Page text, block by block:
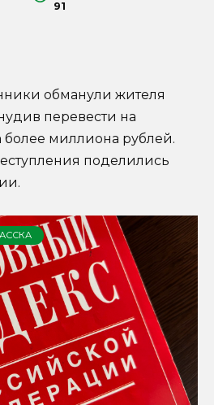
91
обманули жителя
перевести на
более миллиона рублей.
поделились